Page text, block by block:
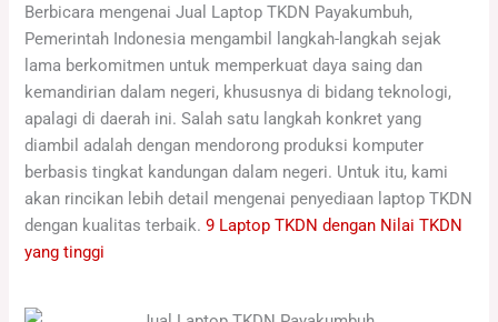
Berbicara mengenai Jual Laptop TKDN Payakumbuh,
Pemerintah Indonesia mengambil langkah-langkah sejak
lama berkomitmen untuk memperkuat daya saing dan
kemandirian dalam negeri, khususnya di bidang teknologi,
apalagi di daerah ini. Salah satu langkah konkret yang
diambil adalah dengan mendorong produksi komputer
berbasis tingkat kandungan dalam negeri. Untuk itu, kami
akan rincikan lebih detail mengenai penyediaan laptop TKDN
dengan kualitas terbaik.9 Laptop TKDN dengan Nilai TKDN
yang tinggi